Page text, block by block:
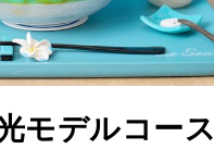
モデルコース